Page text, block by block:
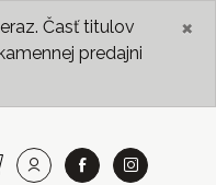
Časť titulov
predajni
×